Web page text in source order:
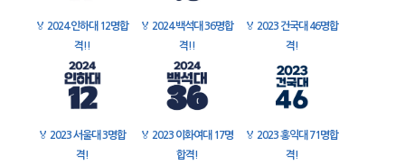
🏅 2024 인하대 12명합
격!!
🏅 2024 백석대 36명합
격!!
🏅 2023 건국대 46명합
격!
🏅 2023 서울대 3명합
격!
🏅 2023 이화여대 17명
합격!
🏅 2023 홍익대 71명합
격!